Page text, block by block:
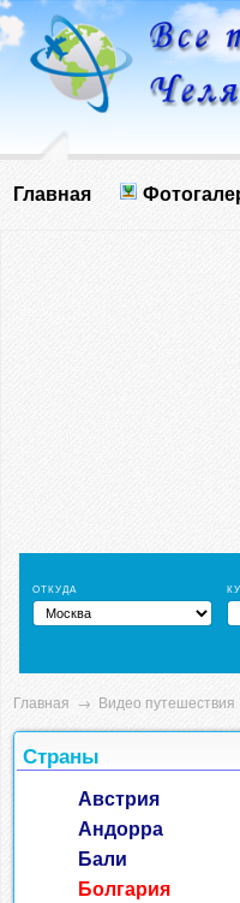
Главная
ОТКУДА
Главная → Видео путешествия
Страны
Австрия
Андорра
Бали
Болгария